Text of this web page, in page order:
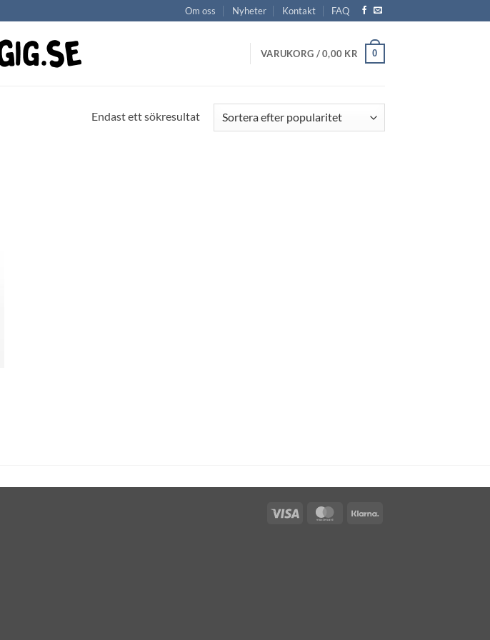
Om oss Nyheter Kontakt FAQ
VARUKORG /0,00 KR 0
Endast ett sökresultat
Visa MasterCard